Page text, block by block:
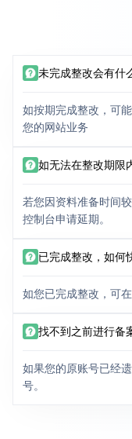
未完成整改会有什
如按期完成整改，可
您的网站业务
如无法在整改期限
若您因资料准备时间
控制台申请延期。
已完成整改，如何
如您已完成整改，可
找不到之前进行备
如果您的原账号已经
号。